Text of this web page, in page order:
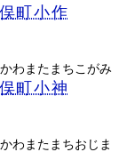
町小作
わまたまちこがみ
町小神
わまたまちおじま